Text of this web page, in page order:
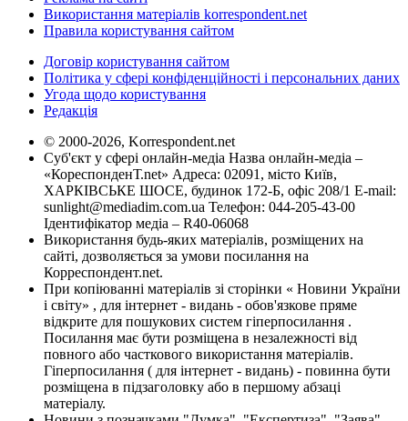
Використання матеріалів korrespondent.net
Правила користування сайтом
Договір користування сайтом
Політика у сфері конфіденційності і персональних даних
Угода щодо користування
Редакція
© 2000-2026, Korrespondent.net
Суб'єкт у сфері онлайн-медіа Назва онлайн-медіа –
«КореспонденТ.net» Адреса: 02091, місто Київ,
ХАРКІВСЬКЕ ШОСЕ, будинок 172-Б, офіс 208/1 E-mail:
sunlight@mediadim.com.ua Телефон: 044-205-43-00
Ідентифікатор медіа – R40-06068
Використання будь-яких матеріалів, розміщених на
сайті, дозволяється за умови посилання на
Корреспондент.net.
При копіюванні матеріалів зі сторінки « Новини України
і світу» , для інтернет - видань - обов'язкове пряме
відкрите для пошукових систем гіперпосилання .
Посилання має бути розміщена в незалежності від
повного або часткового використання матеріалів.
Гіперпосилання ( для інтернет - видань) - повинна бути
розміщена в підзаголовку або в першому абзаці
матеріалу.